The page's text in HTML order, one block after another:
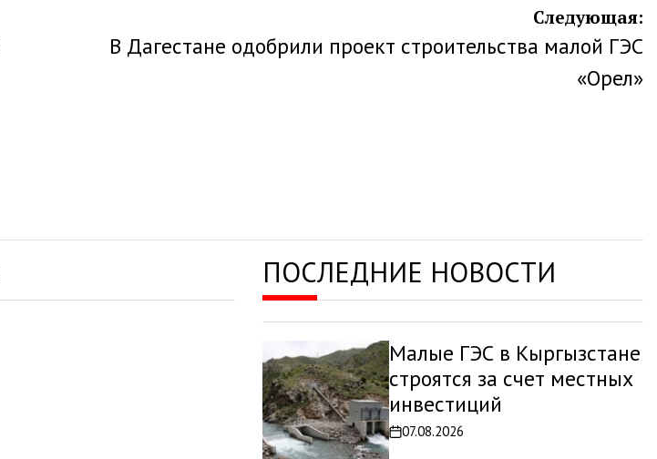
Следующая:
В Дагестане одобрили проект строительства малой ГЭС
«Орел»
ПОСЛЕДНИЕ НОВОСТИ
Малые ГЭС в Кыргызстане
строятся за счет местных
инвестиций
Дата
07.08.2026